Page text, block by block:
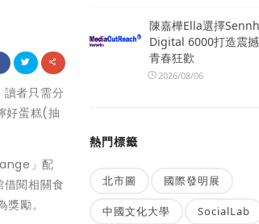
者只需分
好蛋糕(抽
」配
閱相關食
勵。
陳嘉樺Ella選擇
Digital 6000打造震
青春狂歡
2026/08/06
熱門標籤
北市圖 國際發明展
中國文化大學 SocialLab